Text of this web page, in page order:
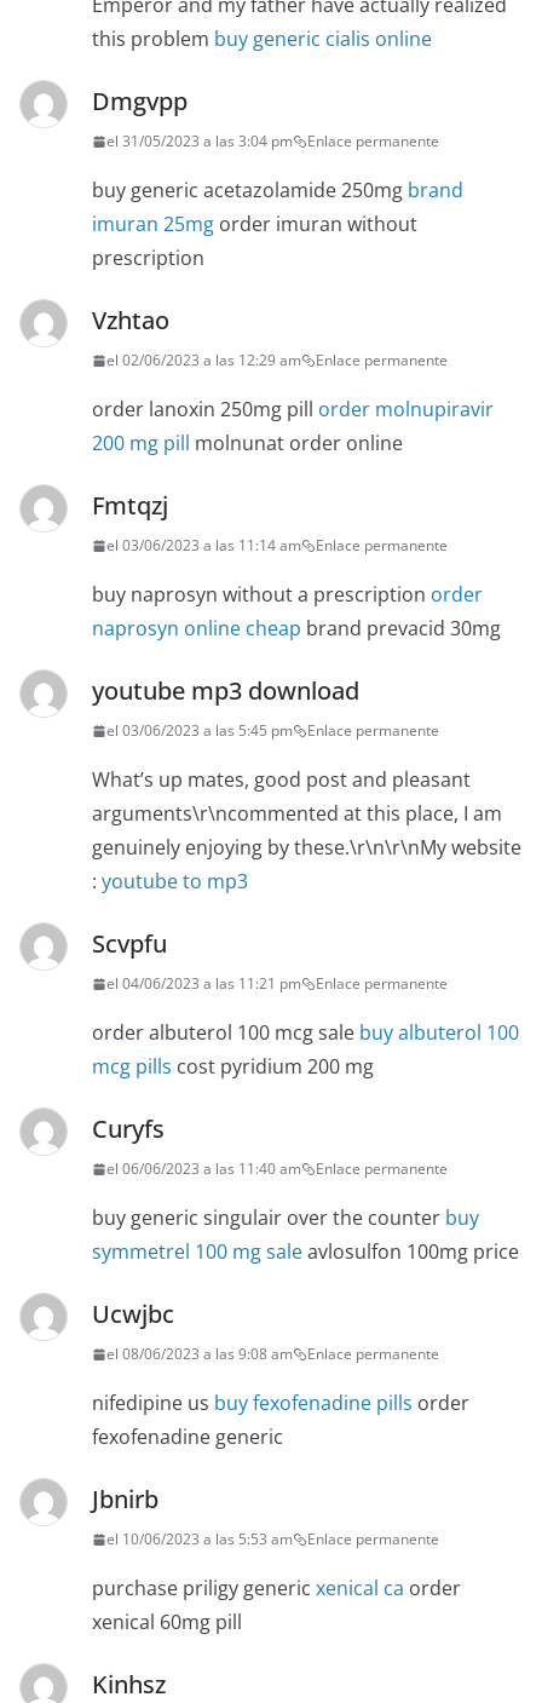
this problem buy generic cialis online
Dmgvpp
el 31/05/2023 a las 3:04 pm Enlace permanente
buy generic acetazolamide 250mg brand
imuran 25mg order imuran without
prescription
Vzhtao
el 02/06/2023 a las 12:29 am Enlace permanente
order lanoxin 250mg pill order molnupiravir
200 mg pill molnunat order online
Fmtqzj
el 03/06/2023 a las 11:14 am Enlace permanente
buy naprosyn without a prescription order
naprosyn online cheap brand prevacid 30mg
youtube mp3 download
el 03/06/2023 a las 5:45 pm Enlace permanente
What’s up mates, good post and pleasant
arguments\r\ncommented at this place, I am
genuinely enjoying by these.\r\n\r\nMy website
: youtube to mp3
Scvpfu
el 04/06/2023 a las 11:21 pm Enlace permanente
order albuterol 100 mcg sale buy albuterol 100
mcg pills cost pyridium 200 mg
Curyfs
el 06/06/2023 a las 11:40 am Enlace permanente
buy generic singulair over the counter buy
symmetrel 100 mg saleavlosulfon 100mg price
Ucwjbc
el 08/06/2023 a las 9:08 am Enlace permanente
nifedipine us buy fexofenadine pills order
fexofenadine generic
Jbnirb
el 10/06/2023 a las 5:53 am Enlace permanente
purchase priligy generic xenical ca order
xenical 60mg pill
Kinhsz